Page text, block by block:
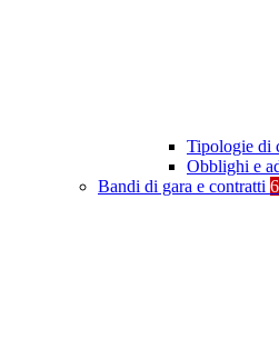
Tipologie di
Obblighi e
Bandi di gara e contratti